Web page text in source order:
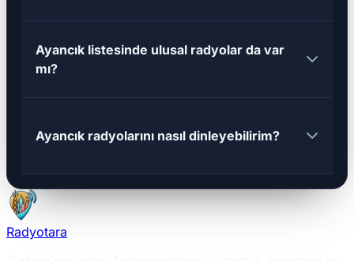
Ayancık listesinde ulusal radyolar da var
mı?
Ayancık radyolarını nasıl dinleyebilirim?
Radyotara